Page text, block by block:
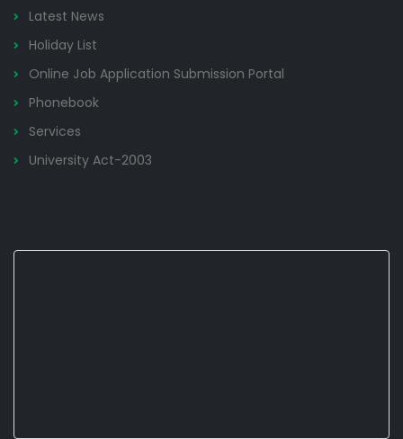
Latest News
Holiday List
Online Job Application Submission Portal
Phonebook
Services
University Act-2003